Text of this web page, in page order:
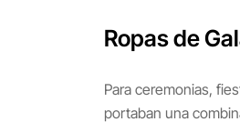
Ropas de
Para ceremonias,
portaban una